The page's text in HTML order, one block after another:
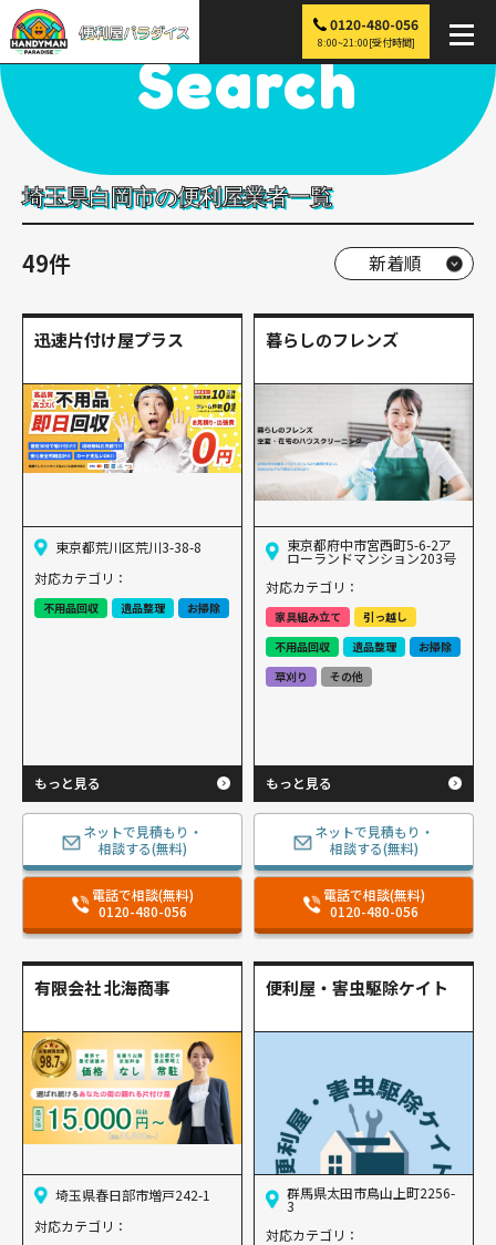
0120-480-056
8:00~21:00[受付時間]
便利屋パラダイス > 探す > 白岡市
Search
埼玉県白岡市の便利屋業者一覧
49件
迅速片付け屋プラス
東京都荒川区荒川3-38-8
対応カテゴリ：
不用品回収 遺品整理 お掃除
もっと見る
ネットで見積もり・
相談する(無料)
電話で相談(無料)
0120-480-056
暮らしのフレンズ
東京都府中市宮西町5-6-2ア
ローランドマンション203号
対応カテゴリ：
家具組み立て
引っ越し
不用品回収
遺品整理
お掃除
草刈り
その他
もっと見る
ネットで見積もり・
相談する(無料)
電話で相談(無料)
0120-480-056
有限会社 北海商事
埼玉県春日部市増戸242-1
対応カテゴリ：
便利屋・害虫駆除ケイト
群馬県太田市鳥山上町2256-
3
対応カテゴリ：